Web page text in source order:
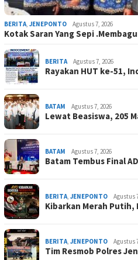
BERITA, JENEPONTO Agustus 7, 2026
Kotak Saran Yang Sepi
BERITA Agustus 7, 2026
Rayakan HUT ke-51,
BATAM Agustus 7, 2026
Lewat Beasiswa, 205
BATAM Agustus 7, 2026
Batam Tembus Final
BERITA, JENEPONTO Agustus
Kibarkan Merah
BERITA, JENEPONTO Agustus
Tim Resmob Polres